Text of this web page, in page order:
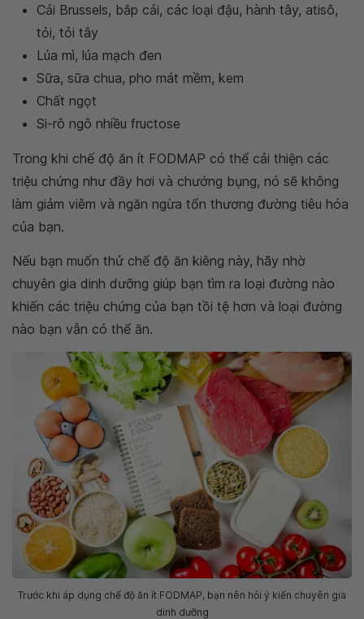
Cải Brussels, bắp cải, các loại đậu, hành tây, atisô,
tỏi, tỏi tây
Lúa mì, lúa mạch đen
Sữa, sữa chua, pho mát mềm, kem
Chất ngọt
Si-rô ngô nhiều fructose
Trong khi chế độ ăn ít FODMAP có thể cải thiện các
triệu chứng như đầy hơi và chướng bụng, nó sẽ không
làm giảm viêm và ngăn ngừa tổn thương đường tiêu hóa
của bạn.
Nếu bạn muốn thử chế độ ăn kiêng này, hãy nhờ
chuyên gia dinh dưỡng giúp bạn tìm ra loại đường nào
khiến các triệu chứng của bạn tồi tệ hơn và loại đường
nào bạn vẫn có thể ăn.
Trước khi áp dụng chế độ ăn ít FODMAP, bạn nên hỏi ý kiến chuyên gia
dinh dưỡng